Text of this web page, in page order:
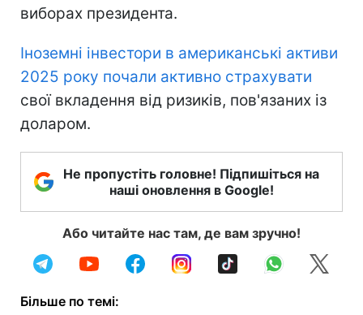
виборах президента.
Іноземні інвестори в американські активи
2025 року почали активно страхувати
свої вкладення від ризиків, пов'язаних із
доларом.
Не пропустіть головне! Підпишіться на
наші оновлення в Google!
Або читайте нас там, де вам зручно!
Більше по темі: